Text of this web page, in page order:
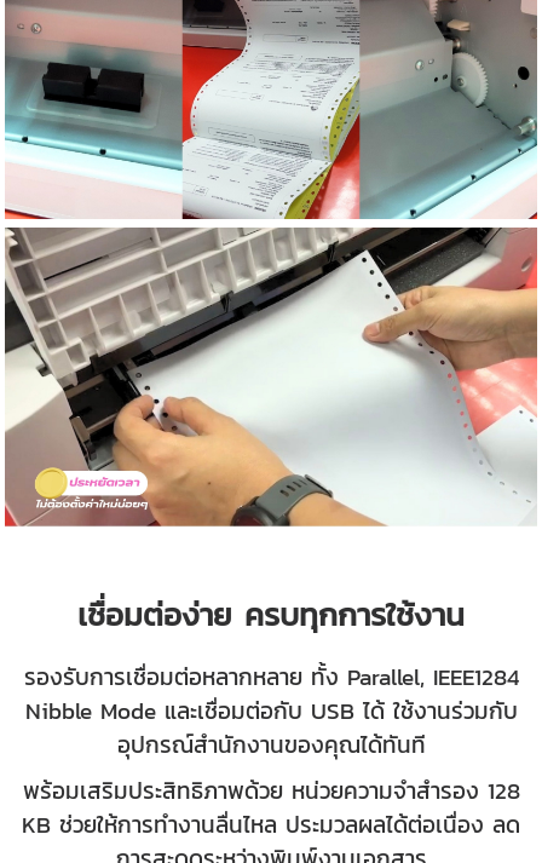
เชื่อมต่อง่าย ครบทุกการใช้งาน
รองรับการเชื่อมต่อหลากหลาย ทั้ง Parallel, IEEE1284
Nibble Mode และเชื่อมต่อกับ USB ได้ ใช้งานร่วมกับ
อุปกรณ์สำนักงานของคุณได้ทันที
พร้อมเสริมประสิทธิภาพด้วย หน่วยความจำสำรอง 128
KB ช่วยให้การทำงานลื่นไหล ประมวลผลได้ต่อเนื่อง ลด